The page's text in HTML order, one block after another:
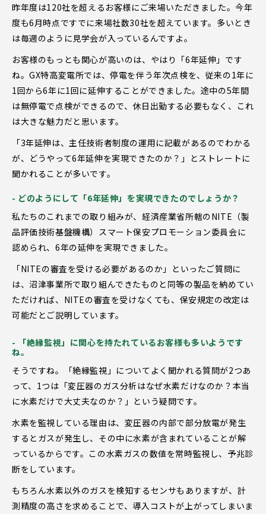
昨年度は120社を超えるお客様にご来場いただきました。今年
度も6月時点ですでに来場社数30社を超えています。多いとき
は毎週のように見学会が入っているんですよ。
お客様のもっとも関心が高いのは、やはり「6年延伸」です
ね。GX特高変電所では、停電を伴う年次点検を、従来の1年に
1回から6年に1回に延伸することができました。途中の5年間
は無停電で点検ができるので、休日出勤する必要もなく、これ
は大きな魅力だと思います。
「3年延伸は、主任技術者制度の運用に記載があるのでわかる
が、どうやって6年延伸を実現できたのか？」とストレートに
聞かれることが多いです。
- どのようにして「6年延伸」を実現できたのでしょうか？
私たちのこれまでの取り組みが、経済産業省所轄のNITE（製
品評価技術基盤機構）スマート保安プロモーション委員会に
認められ、6年の延伸を実現できました。
「NITEの審査を受ける必要があるのか」といったご質問に
は、沼津事業所で取り組んできたものと同等の製品を納めてい
ただければ、NITEの審査を受けなくても、保安規定の改定は
可能だとご説明しています。
- 「絶縁監視」に関心を持たれているお客様も多いようです
ね。
そうですね。「絶縁監視」についてよく聞かれる質問が2つあ
って、1つは「変圧器のガス分析はなぜ水素だけなのか？本当
に水素だけで大丈夫なのか？」という疑問です。
水素を監視している理由は、変圧器の内部で部分放電が発生
するとガスが発生し、その中に水素が含まれていることが解
っているからです。この水素ガスの数値を常時監視し、予兆診
断をしています。
もちろん水素以外のガスを検知するセンサもありますが、計
測精度の高さを求めることで、導入コストが上がってしまいま